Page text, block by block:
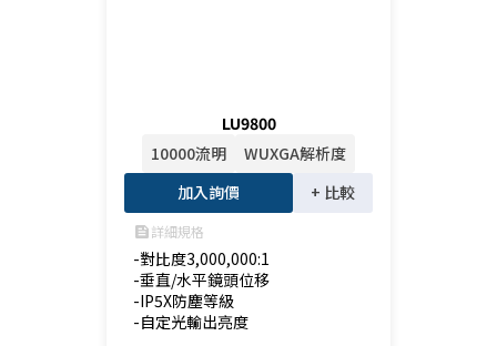
LU9800
10000流明
WUXGA解析度
加入詢價
+ 比較
feed詳細規格
-對比度3,000,000:1
-垂直/水平鏡頭位移
-IP5X防塵等級
-自定光輸出亮度